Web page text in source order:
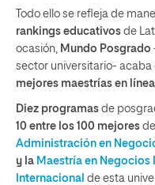
Todo ello se refleja de
rankings educativos de
ocasión, Mundo Posgrado
sector universitario- acaba
mejores maestrías en línea
Diez programas de
10 entre los 100 mejores
Administración en
y la Maestría en
Internacional de esta